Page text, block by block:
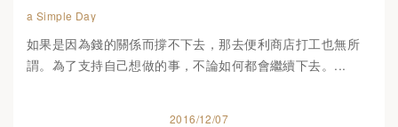
a Simple Day
如果是因為錢的關係而撐不下去，那去便利商店打工也無所
謂。為了支持自己想做的事，不論如何都會繼續下去。...
2016/12/07